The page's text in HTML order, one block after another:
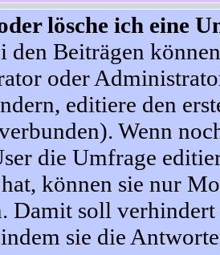
lösche ich eine
den Beiträgen
oder
editiere den
Wenn
die Umfrage
können sie nur
Damit soll
sie die